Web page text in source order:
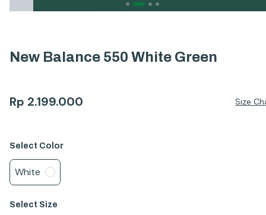
New Balance 550 White Green
Rp 2.199.000 Size
Select Color
White
Select Size